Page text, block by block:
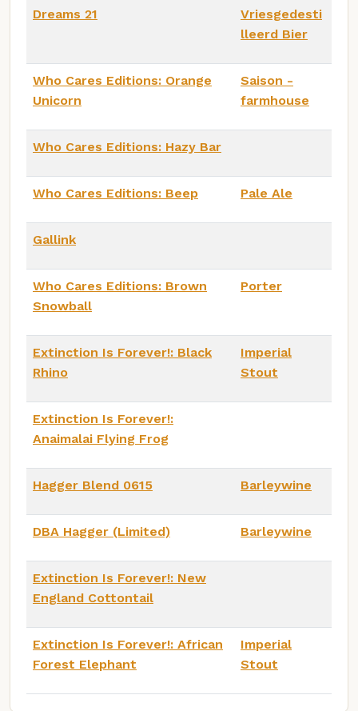
Dreams 21
Vriesgedesti
lleerd Bier
Who Cares Editions: Orange
Unicorn
Saison -
farmhouse
Who Cares Editions: Hazy Bar
Who Cares Editions: Beep Pale Ale
Gallink
Who Cares Editions: Brown
Snowball
Porter
Extinction Is Forever!: Black
Rhino
Imperial
Stout
Extinction Is Forever!:
Anaimalai Flying Frog
Hagger Blend 0615 Barleywine
DBA Hagger (Limited) Barleywine
Extinction Is Forever!: New
England Cottontail
Extinction Is Forever!: African
Forest Elephant
Imperial
Stout